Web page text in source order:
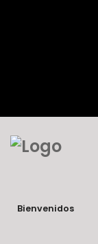
Bienvenidos